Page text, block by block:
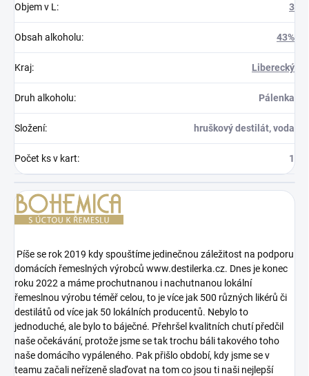
Objem v L : 3
Obsah alkoholu: 43%
Kraj: Liberecký
Druh alkoholu: Pálenka
Složení: hruškový destilát, voda
Počet ks v kart: 1
Píše se rok 2019 kdy spouštíme jedinečnou záležitost na podporu
domácích řemeslných výrobců www.destilerka.cz. Dnes je konec
roku 2022 a máme prochutnanou i nachutnanou lokální
řemeslnou výrobu téměř celou, to je více jak 500 různých likérů či
destilátů od více jak 50 lokálních producentů. Nebylo to
jednoduché, ale bylo to báječné. Přehršel kvalitních chutí předčil
naše očekávání, protože jsme se tak trochu báli takového toho
naše domácího vypáleného. Pak přišlo období, kdy jsme se v
teamu začali neřízeně slaďovat na tom co jsou ti naši nejlepší